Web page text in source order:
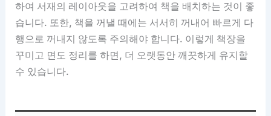
하여 서재의 레이아웃을 고려하여 책을 배치하는 것이 좋
습니다. 또한, 책을 꺼낼 때에는 서서히 꺼내어 빠르게 다
행으로 꺼내지 않도록 주의해야 합니다. 이렇게 책장을
꾸미고 면도 정리를 하면, 더 오랫동안 깨끗하게 유지할
수 있습니다.